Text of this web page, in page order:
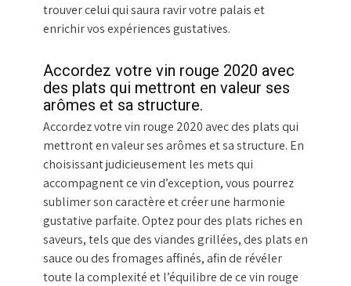
trouver celui qui saura ravir votre palais et
enrichir vos expériences gustatives.
Accordez votre vin rouge 2020 avec
des plats qui mettront en valeur ses
arômes et sa structure.
Accordez votre vin rouge 2020 avec des plats qui
mettront en valeur ses arômes et sa structure. En
choisissant judicieusement les mets qui
accompagnent ce vin d’exception, vous pourrez
sublimer son caractère et créer une harmonie
gustative parfaite. Optez pour des plats riches en
saveurs, tels que des viandes grillées, des plats en
sauce ou des fromages affinés, afin de révéler
toute la complexité et l’équilibre de ce vin rouge